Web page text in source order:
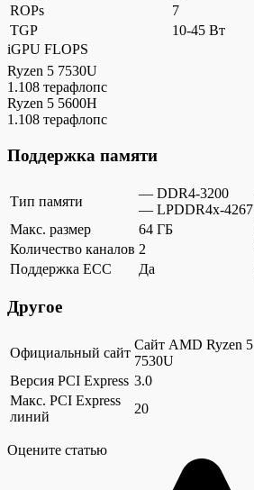
ROPs
7
TGP
10-45 Вт
iGPU FLOPS
Ryzen 5 7530U
1.108 терафлопс
Ryzen 5 5600H
1.108 терафлопс
Поддержка памяти
Тип памяти
— DDR4-3200
— LPDDR4x-4267
Макс. размер
64 ГБ
Количество каналов 2
Поддержка ECC
Да
Другое
Официальный сайт
Сайт AMD Ryzen 5
7530U
Версия PCI Express 3.0
Макс. PCI Express
линий
20
Оцените статью